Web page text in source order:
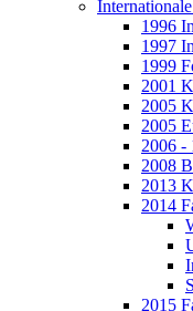
1996
1997
1999
2001
2005
2005
2006 -
2008
2013
2014
2015